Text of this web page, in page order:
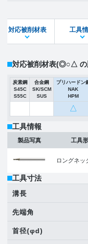
STEPファイル
対応被削材表 工具
対応被削材表(◎○△ の
炭素鋼
S45C
S55C
合金鋼
SK/SCM
SUS
プリハードン
NAK
HPM
△
工具情報
製品写真 工具
ロングネッ
工具寸法
溝長
先端角
首径(φd)